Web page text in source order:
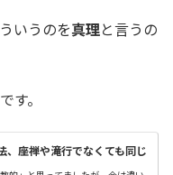
いうのを真理と言うの
す。
、座禅や滝行でなくても同じ